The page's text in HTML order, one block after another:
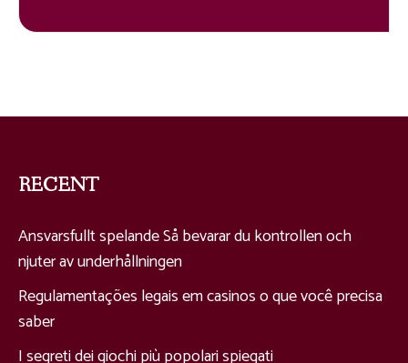
RECENT
Ansvarsfullt spelande Så bevarar du kontrollen och
njuter av underhållningen
Regulamentações legais em casinos o que você precisa
saber
I segreti dei giochi più popolari spiegati